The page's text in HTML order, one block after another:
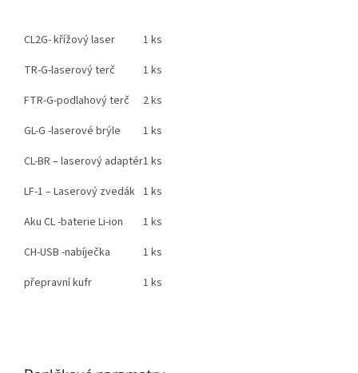
CL2G- křížový laser
1 ks
TR-G-laserový terč
1 ks
FTR-G-podlahový terč
2 ks
GL-G -laserové brýle
1 ks
CL-BR – laserový adaptér1 ks
LF-1 – Laserový zvedák 1 ks
Aku CL -baterie Li-ion
1 ks
CH-USB -nabíječka
1 ks
přepravní kufr
1 ks